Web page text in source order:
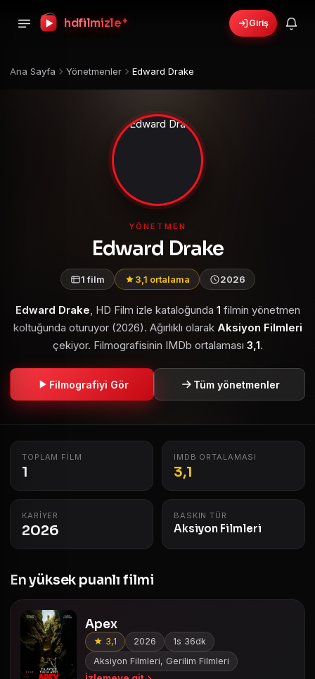
hdfilmizle + Giriş
Ana Sayfa Yönetmenler Edward Drake
YÖNETMEN
Edward Drake
1 film 3,1 ortalama 2026
Edward Drake, HD Film izle kataloğunda 1 filmin yönetmen
koltuğunda oturuyor (2026). Ağırlıklı olarak Aksiyon Filmleri
çekiyor. Filmografisinin IMDb ortalaması 3,1.
Filmografiyi Gör Tüm yönetmenler
TOPLAM FILM
1
IMDB ORTALAMASI
3,1
KARIYER
2026
BASKIN TÜR
Aksiyon Filmleri
En yüksek puanlı filmi
Apex
★ 3,1 2026
1s 36dk
Aksiyon Filmleri, Gerilim Filmleri